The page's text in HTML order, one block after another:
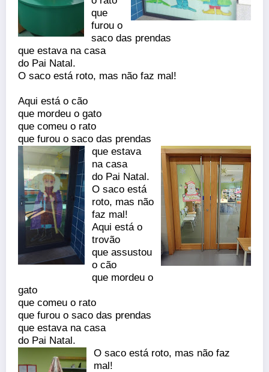
que
furou o
saco das prendas
que estava na casa
do Pai Natal.
O saco está roto, mas não faz mal!
Aqui está o cão
que mordeu o gato
que comeu o rato
que furou o saco das prendas
que estava
na casa
do Pai Natal.
O saco está
roto, mas não
faz mal!
Aqui está o
trovão
que assustou
o cão
que mordeu o
gato
que comeu o rato
que furou o saco das prendas
que estava na casa
do Pai Natal.
O saco está roto, mas não faz
mal!